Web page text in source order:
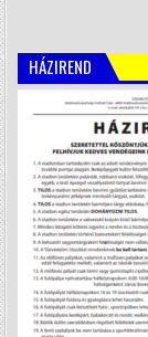
HÁZIREND